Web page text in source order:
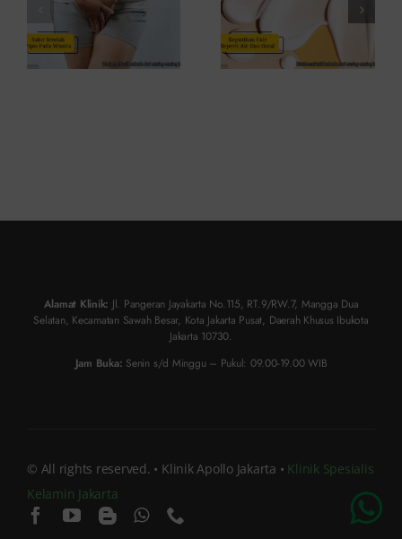
Kondisi Ini
Alamat Klinik: Jl. Pangeran Jayakarta No.115, RT.9/RW.7, Mangga Dua
Selatan, Kecamatan Sawah Besar, Kota Jakarta Pusat, Daerah Khusus Ibukota
Jakarta 10730.
Jam Buka: Senin s/d Minggu – Pukul: 09.00-19.00 WIB
© All rights reserved. • Klinik Apollo Jakarta • Klinik Spesialis
Kelamin Jakarta
Chat Dokter